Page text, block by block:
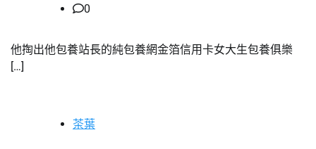
0
他掏出他包養站長的純包養網金箔信用卡女大生包養俱樂
[…]
茶葉